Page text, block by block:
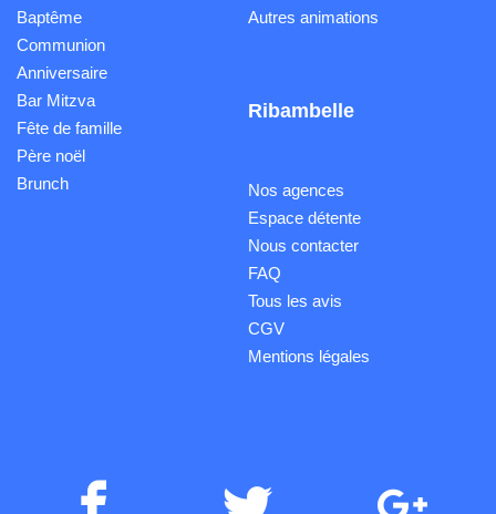
Baptême
Communion
Anniversaire
Bar Mitzva
Fête de famille
Père noël
Brunch
Autres animations
Ribambelle
Nos agences
Espace détente
Nous contacter
FAQ
Tous les avis
CGV
Mentions légales